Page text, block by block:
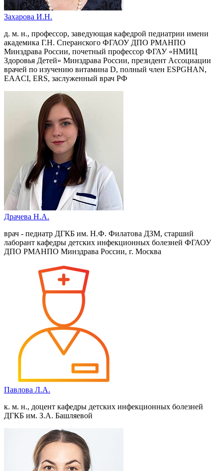
Захарова И.Н.
д. м. н., профессор, заведующая кафедрой педиатрии имени
академика Г.Н. Сперанского ФГАОУ ДПО РМАНПО
Минздрава России, почетный профессор ФГАУ «НМИЦ
Здоровья Детей» Минздрава России, президент Ассоциации
врачей по изучению витамина D, полный член ESPGHAN,
EAACI, ERS, заслуженный врач РФ
Драчева Н.А.
врач - педиатр ДГКБ им. Н.Ф. Филатова ДЗМ, старший
лаборант кафедры детских инфекционных болезней ФГАОУ
ДПО РМАНПО Минздрава России, г. Москва
Павлова Л.А.
к. м. н., доцент кафедры детских инфекционных болезней
ДГКБ им. З.А. Башляевой